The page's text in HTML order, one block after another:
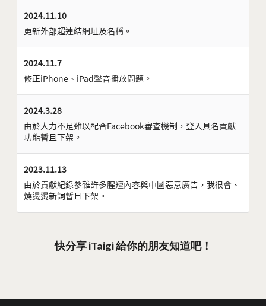
2024.11.10
更新外部超連結網址及名稱。
2024.11.7
修正iPhone、iPad聲音播放問題。
2024.3.28
由於人力不足難以配合Facebook審查機制，登入具名貢獻
功能暫且下架。
2023.11.13
由於貢獻紀錄參雜許多腥羶內容與中國惡意廣告，我很會、
燒燙燙新詞暫且下架。
快分享 iTaigi 給你的朋友知道吧！